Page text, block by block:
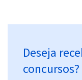
Deseja
concursos?